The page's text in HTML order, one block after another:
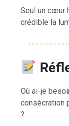
Seul un cœur
crédible la
Où ai-je
consécration
?